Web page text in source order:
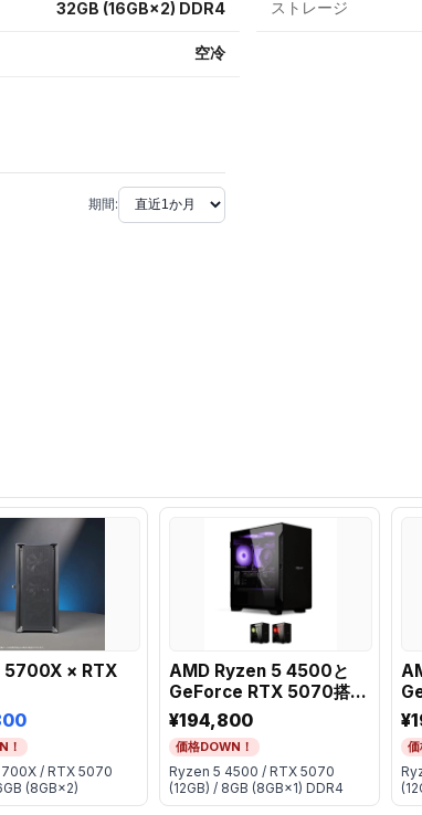
32GB (16GB×2) DDR4
空冷
ストレージ
期間:
× RTX
！
/ RTX 5070
(8GB×2)
AMD Ryzen 5 4500と
GeForce RTX 5070搭載
ミニタワーゲーミング
PC【選べるカラーバリエ
ーション】
¥194,800
価格DOWN！
Ryzen 5 4500 / RTX 5070
(12GB) / 8GB (8GB×1) DDR4
ミ
ー
価